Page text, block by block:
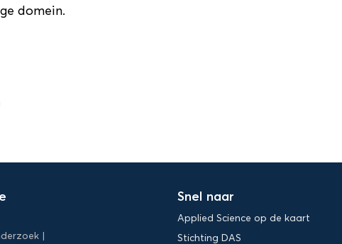
domein.
Snel naar
Applied Science op de kaart
Stichting DAS